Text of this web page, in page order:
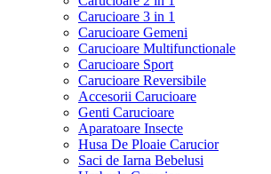
Carucioare 3 in 1
Carucioare Gemeni
Carucioare Multifunctionale
Carucioare Sport
Carucioare Reversibile
Accesorii Carucioare
Genti Carucioare
Aparatoare Insecte
Husa De Ploaie Carucior
Saci de Iarna Bebelusi